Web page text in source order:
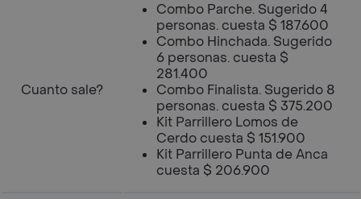
Cuanto sale?
Combo Parche. Sugerido 4
personas. cuesta $ 187.600
Combo Hinchada. Sugerido
6 personas. cuesta $
281.400
Combo Finalista. Sugerido 8
personas. cuesta $ 375.200
Kit Parrillero Lomos de
Cerdo cuesta $ 151.900
Kit Parrillero Punta de Anca
cuesta $ 206.900